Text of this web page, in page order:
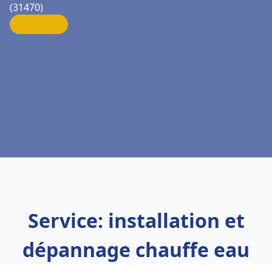
(31470)
Service: installation et
dépannage chauffe eau